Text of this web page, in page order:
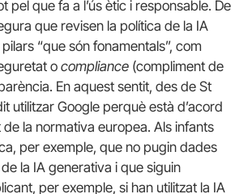
pel que fa a l’ús ètic i responsable. De
que revisen la política de la IA
“que són fonamentals”, com
o compliance (compliment de
En aquest sentit, des de St
utilitzar Google perquè està d’acord
la normativa europea. Als infants
per exemple, que no pugin dades
de la IA generativa i que siguin
per exemple, si han utilitzat la IA